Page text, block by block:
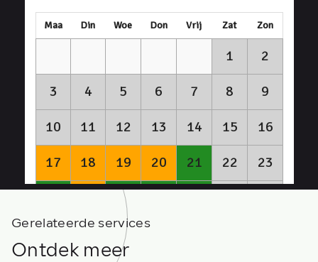
Gerelateerde services
Ontdek meer